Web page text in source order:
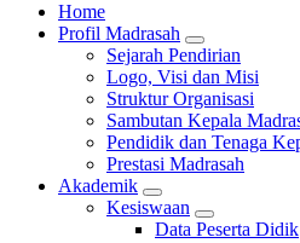
Home
Profil Madrasah
Sejarah Pendirian
Logo, Visi dan Misi
Struktur Organisasi
Sambutan Kepala
Pendidik dan Tenaga
Prestasi Madrasah
Akademik
Kesiswaan
Data Peserta Didik